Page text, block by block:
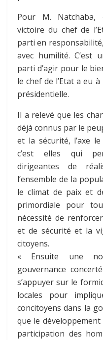
Pour M. Natchaba,
victoire du chef de
parti en
avec humilité. C’est
parti d’agir pour le
le chef de l’Etat a eu
présidentielle.
Il a relevé que les
déjà connus par le
et la sécurité, l’axe
c’est elles qui
dirigeantes de
l’ensemble de la
le climat de paix et
primordiale pour
nécessité de
et de sécurité et la
citoyens.
« Ensuite une
gouvernance
s’appuyer sur le
locales pour
concitoyens dans la
que le développement
participation des